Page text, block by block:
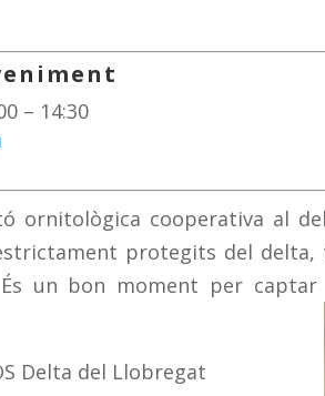
– 14:30
ornitològica cooperativa al
protegits del
un bon moment per captar
Delta del Llobregat